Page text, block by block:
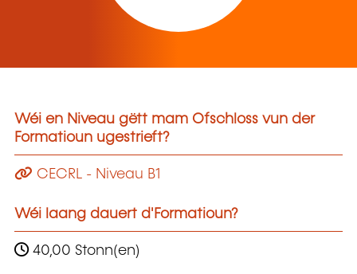
Wéi en Niveau gëtt mam Ofschloss vun der
Formatioun ugestrieft?
CECRL - Niveau B1
Wéi laang dauert d'Formatioun?
40,00 Stonn(en)